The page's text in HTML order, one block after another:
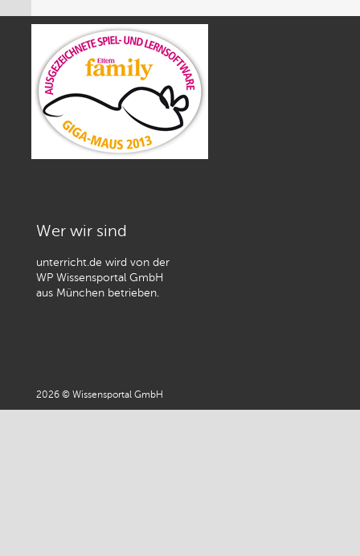
Wer wir sind
unterricht.de wird von der
WP Wissensportal GmbH
aus München betrieben.
2026 © Wissensportal GmbH